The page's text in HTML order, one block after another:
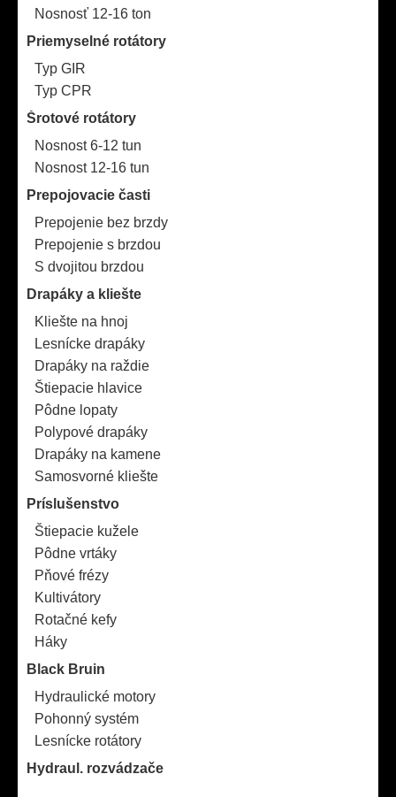
Nosnosť 12-16 ton
Priemyselné rotátory
Typ GIR
Typ CPR
Šrotové rotátory
Nosnost 6-12 tun
Nosnost 12-16 tun
Prepojovacie časti
Prepojenie bez brzdy
Prepojenie s brzdou
S dvojitou brzdou
Drapáky a kliešte
Kliešte na hnoj
Lesnícke drapáky
Drapáky na raždie
Štiepacie hlavice
Pôdne lopaty
Polypové drapáky
Drapáky na kamene
Samosvorné kliešte
Príslušenstvo
Štiepacie kužele
Pôdne vrtáky
Pňové frézy
Kultivátory
Rotačné kefy
Háky
Black Bruin
Hydraulické motory
Pohonný systém
Lesnícke rotátory
Hydraul. rozvádzače